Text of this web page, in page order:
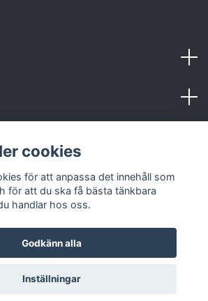
© 2026 Mc-Butiken
cookies
för att anpassa det innehåll som
för att du ska få bästa tänkbara
handlar hos oss.
Godkänn alla
Inställningar